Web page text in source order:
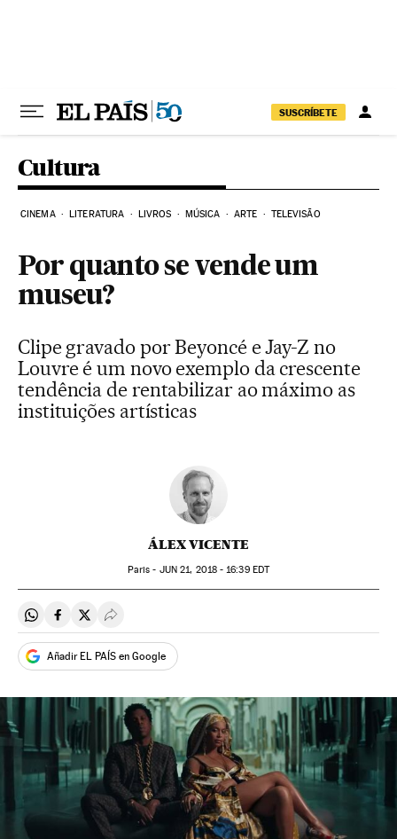
SUSCRÍBETE
Cultura
CINEMA LITERATURA LIVROS MÚSICA ARTE TELEVISÃO
Por quanto se vende um
museu?
Clipe gravado por Beyoncé e Jay-Z no
Louvre é um novo exemplo da crescente
tendência de rentabilizar ao máximo as
instituições artísticas
ÁLEX VICENTE
Paris - JUN 21, 2018 - 16:39EDT
Compartir en Whatsapp
Compartir en Facebook
Compartir en Twitter
Desplegar Redes Sociales
Añadir EL PAÍS en Google